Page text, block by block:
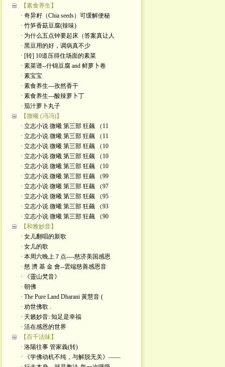
【素食养生】
· 奇异籽（Chia seeds）可缓解便秘
· 竹笋香菇豆腐(辣味)
· 为什么五点钟要起床（答案真让人
· 黑豆用的好，调病真不少
· [转] 10道压得住场面的素菜
· 素菜谱--什锦豆腐 and 鲜萝卜卷
· 素宝宝
· 素食养生---孜然香干
· 素食养生---酸辣萝卜丁
· 茄汁萝卜丸子
【微曦 (冯冯)】
· 立志小说 微曦 第三部 狂飆 （11
· 立志小说 微曦 第三部 狂飆 （11
· 立志小说 微曦 第三部 狂飆 （10
· 立志小说 微曦 第三部 狂飆 （10
· 立志小说 微曦 第三部 狂飆 （10
· 立志小说 微曦 第三部 狂飆 （99
· 立志小说 微曦 第三部 狂飆 （97
· 立志小说 微曦 第三部 狂飆 （95
· 立志小说 微曦 第三部 狂飆 （93
· 立志小说 微曦 第三部 狂飆 （90
【和雅妙音】
· 女儿翻唱的新歌
· 女儿的歌
· 本周六晚上７点----慈济美国感恩
· 慈 濟 基 金 會--雲端慈善感恩音
· 《靈山梵音》
· 朝佛
· The Pure Land Dharani 黃慧音 (
· 劝世佛歌 .
· 天籁妙音: 知足是幸福
· 活在感恩的世界
【百千法味】
· 洛陽往事 管家義(转)
· 《学佛动机不纯，与解脱无关》——